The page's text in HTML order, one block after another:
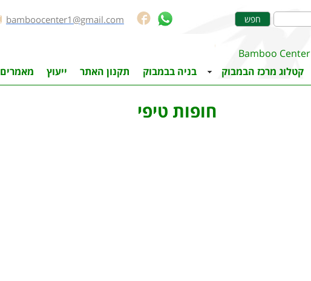
bamboocenter1@gmail.com חפש
קטלוג מרכז הבמבוק בניה בבמבוק תקנון האתר ייעוץ מאמרים
Bamboo Center
חופות טיפי